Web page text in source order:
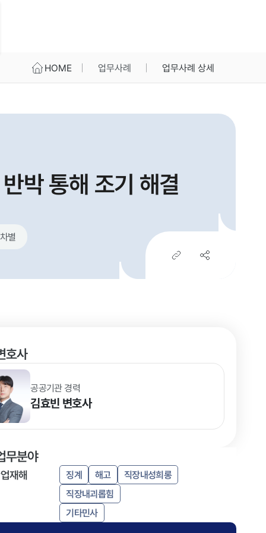
HOME 업무사례 업무사례 상세
박 통해 조기 해결
별
호사
공공기관 경력
김효빈 변호사
무분야
재해 징계 해고 직장내성희롱
직장내괴롭힘
기타민사